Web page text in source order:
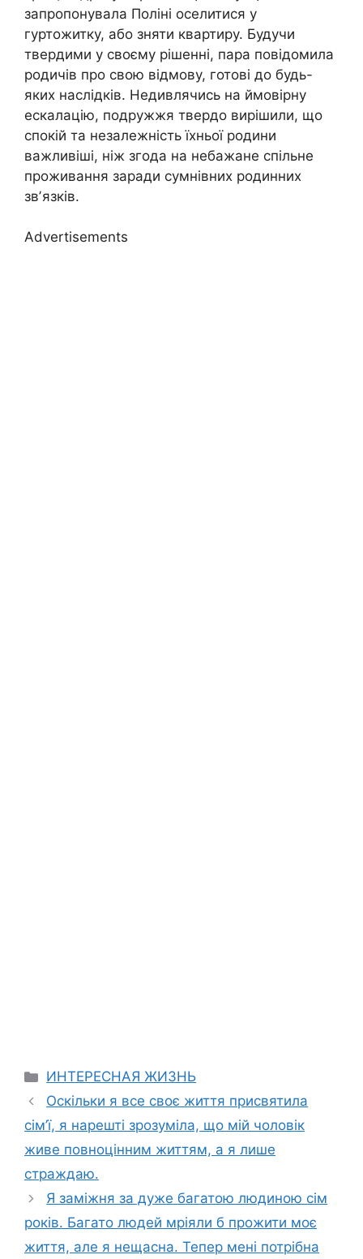
запропонувала Поліні оселитися у
гуртожитку, або зняти квартиру. Будучи
твердими у своєму рішенні, пара повідомила
родичів про свою відмову, готові до будь-
яких наслідків. Недивлячись на ймовірну
ескалацію, подружжя твердо вирішили, що
спокій та незалежність їхньої родини
важливіші, ніж згода на небажане спільне
проживання заради сумнівних родинних
звʼязків.
Advertisements
Categories
ИНТЕРЕСНАЯ ЖИЗНЬ
Оскільки я все своє життя присвятила
сім’ї, я нарешті зрозуміла, що мій чоловік
живе повноцінним життям, а я лише
страждаю.
Я заміжня за дуже багатою людиною сім
років. Багато людей мріяли б прожити моє
життя, але я нещасна. Тепер мені потрібна